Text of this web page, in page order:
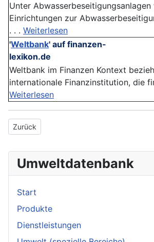
Unter
Einrichtungen zur
. . . Weiterlesen
'Weltbank' auf finanzen-
lexikon.de
Weltbank im Finanzen Kontext
internationale Finanzinstitution, die
Weiterlesen
Vorheriger Beitrag: Dermatokosmetik
Zurück
Umweltdatenbank
Start
Produkte
Dienstleistungen